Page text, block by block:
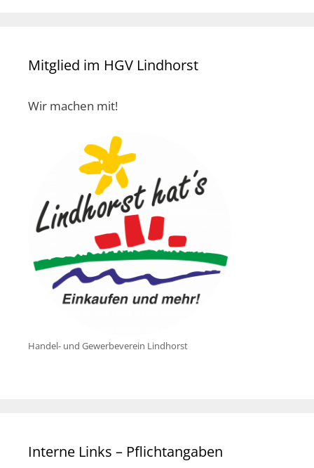
Mitglied im HGV Lindhorst
Wir machen mit!
Handel- und Gewerbeverein Lindhorst
Interne Links – Pflichtangaben